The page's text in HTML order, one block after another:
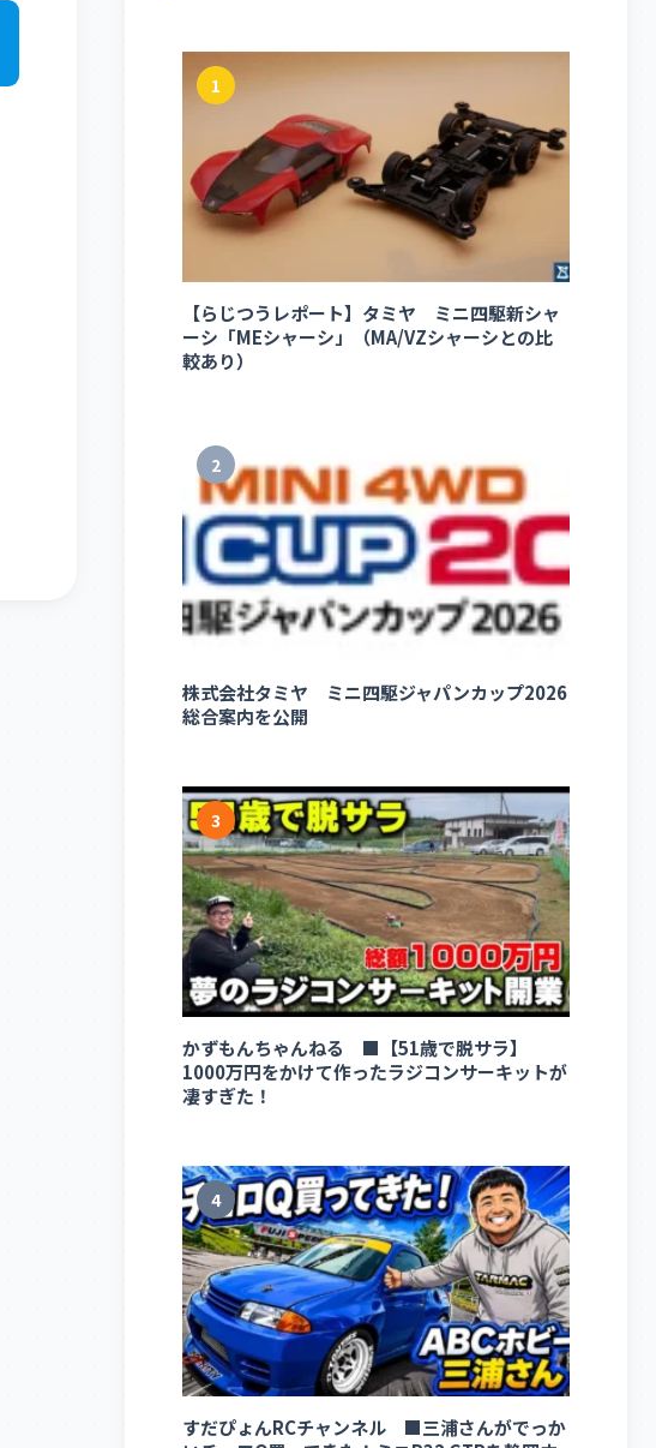
1
【らじつうレポート】タミヤ ミニ四駆新シャ
ーシ「MEシャーシ」（MA/VZシャーシとの比
較あり）
2
株式会社タミヤ ミニ四駆ジャパンカップ2026
総合案内を公開
3
かずもんちゃんねる ■【51歳で脱サラ】
1000万円をかけて作ったラジコンサーキットが
凄すぎた！
4
すだぴょんRCチャンネル ■三浦さんがでっか